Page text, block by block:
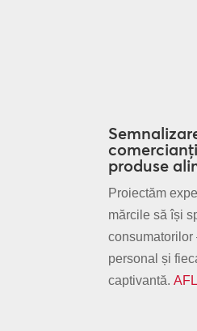
produse
Proiectăm
mărcile să își
consumatorilor
personal și
captivantă.